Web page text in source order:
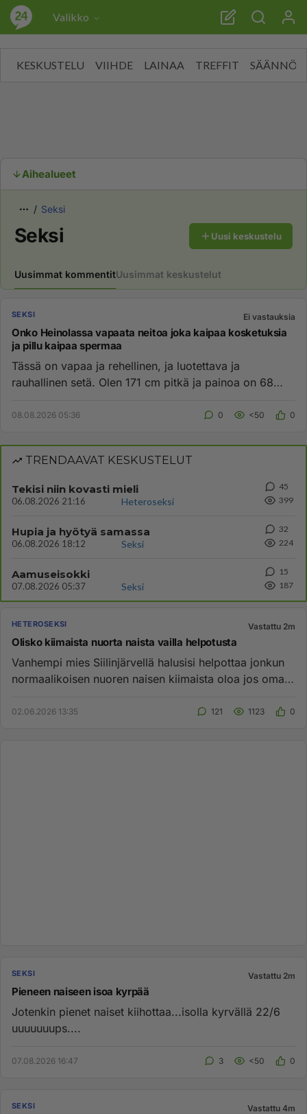
Seksichat"/>
Valikko
KESKUSTELU VIIHDE LAINAA TREFFIT SÄÄNNÖT
Aihealueet
Seksi
Seksi Uusi keskustelu
Uusimmat kommentitUusimmat keskustelut
SEKSI Ei vastauksia
Onko Heinolassa vapaata neitoa joka kaipaa kosketuksia
ja pillu kaipaa spermaa
Tässä on vapaa ja rehellinen, ja luotettava ja
rauhallinen setä. Olen 171 cm pitkä ja painoa on 68
08.08.2026 05:36 0 <50 0
TRENDAAVAT KESKUSTELUT
Tekisi niin kovasti mieli
06.08.2026 21:16 Heteroseksi
45
399
Hupia ja hyötyä samassa
06.08.2026 18:12 Seksi
32
224
Aamuseisokki
07.08.2026 05:37 Seksi
15
187
HETEROSEKSI Vastattu 2m
Olisko kiimaista nuorta naista vailla helpotusta
Vanhempi mies Siilinjärvellä halusisi helpottaa jonkun
normaalikoisen nuoren naisen kiimaista oloa jos oma
02.06.2026 13:35 121 1123 0
SEKSI Vastattu 2m
Pieneen naiseen isoa kyrpää
Jotenkin pienet naiset kiihottaa...isolla kyrvällä 22/6
uuuuuuups....
07.08.2026 16:47 3 <50 0
SEKSI Vastattu 4m